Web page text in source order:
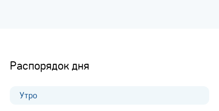
Распорядок дня
Утро